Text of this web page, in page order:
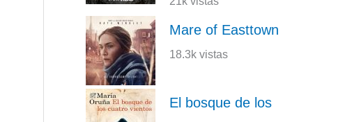
Mare of Easttown
18.3k vistas
El bosque de los